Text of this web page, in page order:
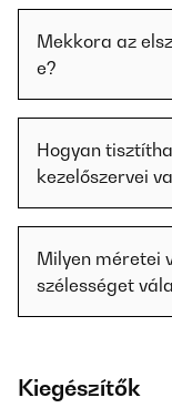
Mekkora az
e?
Hogyan
kezelőszervei
Milyen méretei
szélességet
Kiegészítők